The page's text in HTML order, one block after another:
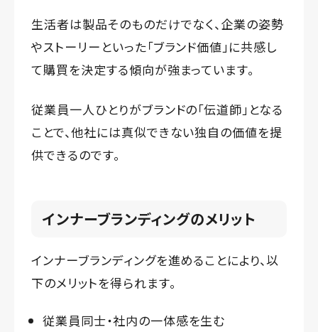
生活者は製品そのものだけでなく、企業の姿勢
やストーリーといった「ブランド価値」に共感し
て購買を決定する傾向が強まっています。
従業員一人ひとりがブランドの「伝道師」となる
ことで、他社には真似できない独自の価値を提
供できるのです。
インナーブランディングのメリット
インナーブランディングを進めることにより、以
下のメリットを得られます。
従業員同士・社内の一体感を生む